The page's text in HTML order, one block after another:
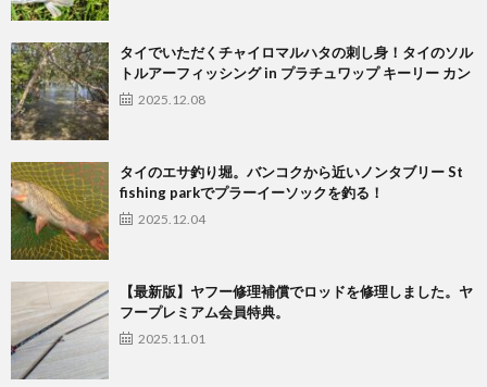
タイでいただくチャイロマルハタの刺し身！タイのソル
トルアーフィッシング in プラチュワップ キーリー カン
2025.12.08
タイのエサ釣り堀。バンコクから近いノンタブリー St
fishing parkでプラーイーソックを釣る！
2025.12.04
【最新版】ヤフー修理補償でロッドを修理しました。ヤ
フープレミアム会員特典。
2025.11.01